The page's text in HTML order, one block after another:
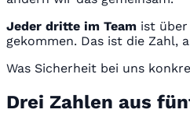
Jeder dritte im Team ist
gekommen. Das ist die Zahl,
Was Sicherheit bei uns
Drei Zahlen aus